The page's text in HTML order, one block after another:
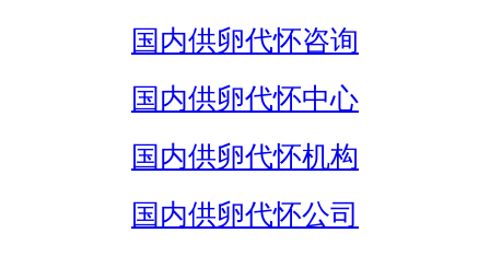
国内供卵代怀咨询
国内供卵代怀中心
国内供卵代怀机构
国内供卵代怀公司